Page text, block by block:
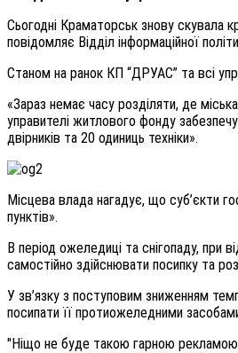
Сьогодні Краматорськ знову скувала
повідомляє Відділ інформаційної
Станом на ранок КП “ДРУАС” та всі
«Зараз немає часу розділяти, де
управителі житлового фонду
двірників та 20 одиниць техніки».
Місцева влада нагадує, що суб’єкти
пунктів».
В період ожеледиці та снігопаду, при
самостійно здійснювати посипку та
У зв’язку з поступовим зниженням
посипати її протиожеледними
"Ніщо не буде такою гарною рекламою